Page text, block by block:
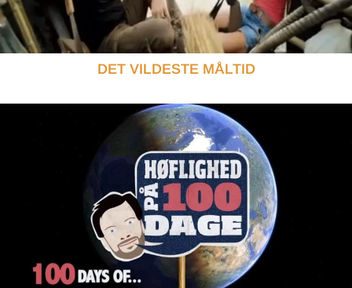
DET VILDESTE MÅLTID